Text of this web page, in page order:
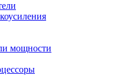
мощности